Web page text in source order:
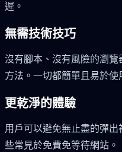
遲。
無需技術技巧
沒有腳本、沒有風險的瀏
方法。一切都簡單且易於使
更乾淨的體驗
用戶可以避免無止盡的彈
些常見於免費免等待網站。